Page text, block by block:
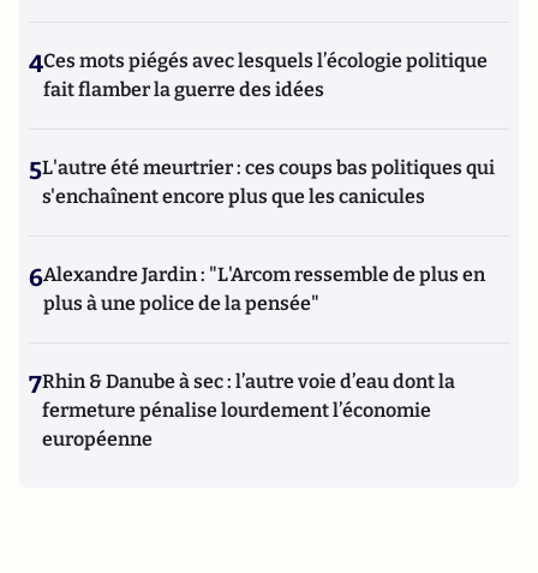
4Ces mots piégés avec lesquels l’écologie politique
fait flamber la guerre des idées
5L'autre été meurtrier : ces coups bas politiques qui
s'enchaînent encore plus que les canicules
6Alexandre Jardin : "L'Arcom ressemble de plus en
plus à une police de la pensée"
7Rhin & Danube à sec : l’autre voie d’eau dont la
fermeture pénalise lourdement l’économie
européenne